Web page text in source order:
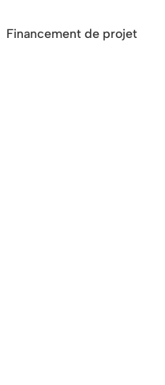
Financement de projet